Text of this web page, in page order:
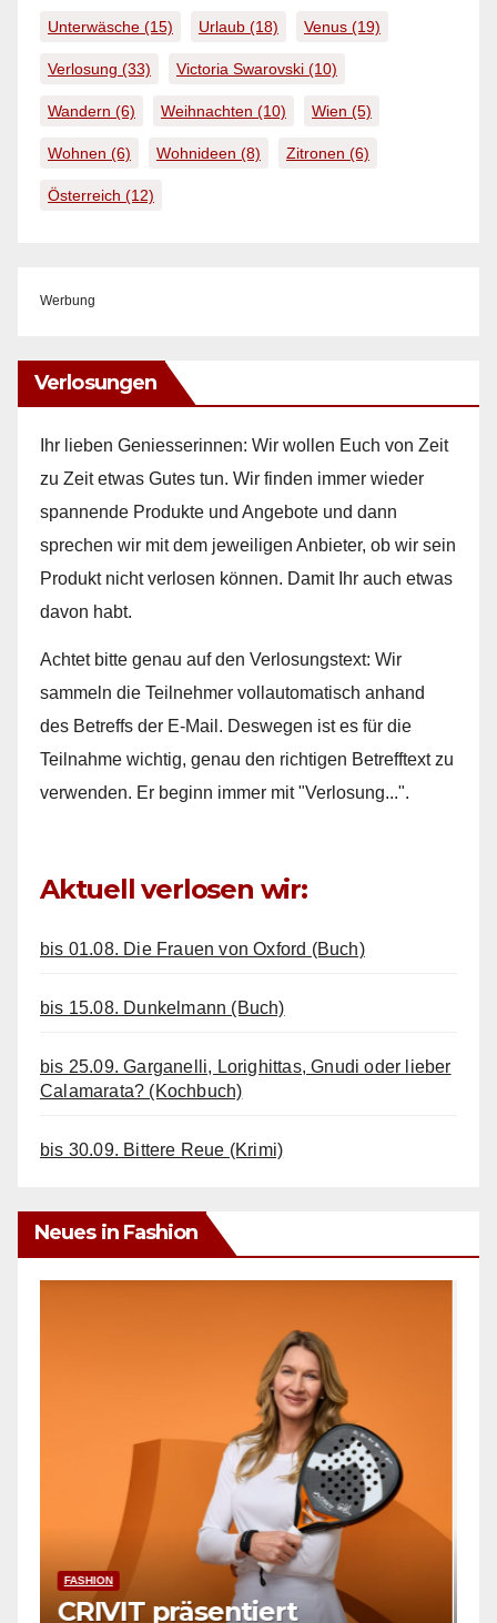
Unterwäsche (15) Urlaub (18) Venus (19)
Verlosung (33) Victoria Swarovski (10)
Wandern (6) Weihnachten (10) Wien (5)
Wohnen (6) Wohnideen (8) Zitronen (6)
Österreich (12)
Werbung
Verlosungen
Ihr lieben Geniesserinnen: Wir wollen Euch von Zeit
zu Zeit etwas Gutes tun. Wir finden immer wieder
spannende Produkte und Angebote und dann
sprechen wir mit dem jeweiligen Anbieter, ob wir sein
Produkt nicht verlosen können. Damit Ihr auch etwas
davon habt.
Achtet bitte genau auf den Verlosungstext: Wir
sammeln die Teilnehmer vollautomatisch anhand
des Betreffs der E-Mail. Deswegen ist es für die
Teilnahme wichtig, genau den richtigen Betrefftext zu
verwenden. Er beginn immer mit "Verlosung...".
Aktuell verlosen wir:
bis 01.08. Die Frauen von Oxford (Buch)
bis 15.08. Dunkelmann (Buch)
bis 25.09. Garganelli, Lorighittas, Gnudi oder lieber
Calamarata? (Kochbuch)
bis 30.09. Bittere Reue (Krimi)
Neues in Fashion
FASHION